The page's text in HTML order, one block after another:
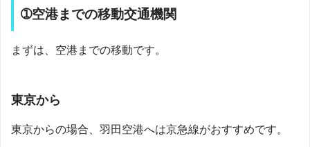
➀空港までの移動交通機関
まずは、空港までの移動です。
東京から
東京からの場合、羽田空港へは京急線がおすすめです。